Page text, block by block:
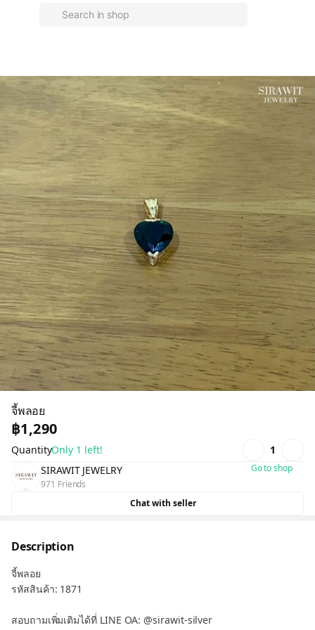
จี้พลอย
฿1,290
QuantityOnly 1 left!
1
SIRAWIT JEWELRY
971 Friends
Go to shop
Chat with seller
Description
จี้พลอย
รหัสสินค้า: 1871
สอบถามเพิ่มเติมได้ที่ LINE OA: @sirawit-silver